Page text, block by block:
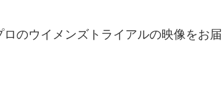
のウイメンズトライアルの映像をお届